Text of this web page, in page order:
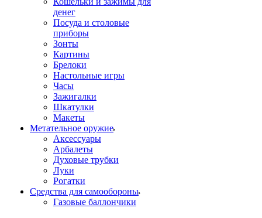
денег
Посуда и столовые
приборы
Зонты
Картины
Брелоки
Настольные игры
Часы
Зажигалки
Шкатулки
Макеты
Метательное оружие
Аксессуары
Арбалеты
Духовые трубки
Луки
Рогатки
Средства для самообороны
Газовые баллончики